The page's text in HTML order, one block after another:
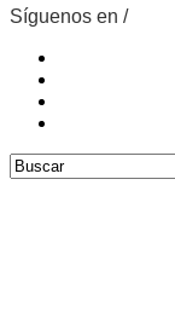
Síguenos en /